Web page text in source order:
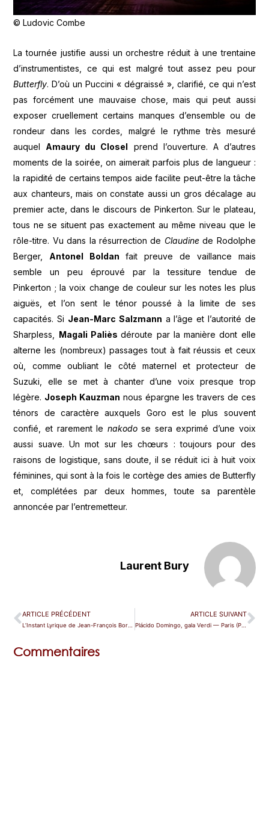
© Ludovic Combe
La tournée justifie aussi un orchestre réduit à une trentaine
d’instrumentistes, ce qui est malgré tout assez peu pour
Butterfly. D’où un Puccini « dégraissé », clarifié, ce qui n’est
pas forcément une mauvaise chose, mais qui peut aussi
exposer cruellement certains manques d’ensemble ou de
rondeur dans les cordes, malgré le rythme très mesuré
auquel Amaury du Closel prend l’ouverture. A d’autres
moments de la soirée, on aimerait parfois plus de langueur :
la rapidité de certains tempos aide facilite peut-être la tâche
aux chanteurs, mais on constate aussi un gros décalage au
premier acte, dans le discours de Pinkerton. Sur le plateau,
tous ne se situent pas exactement au même niveau que le
rôle-titre. Vu dans la résurrection de Claudinede Rodolphe
Berger, Antonel Boldanfait preuve de vaillance mais
semble un peu éprouvé par la tessiture tendue de
Pinkerton ; la voix change de couleur sur les notes les plus
aiguës, et l’on sent le ténor poussé à la limite de ses
capacités. Si Jean-Marc Salzmann a l’âge et l’autorité de
Sharpless, Magali Palièsdéroute par la manière dont elle
alterne les (nombreux) passages tout à fait réussis et ceux
où, comme oubliant le côté maternel et protecteur de
Suzuki, elle se met à chanter d’une voix presque trop
légère. Joseph Kauzman nous épargne les travers de ces
ténors de caractère auxquels Goro est le plus souvent
confié, et rarement le nakodose sera exprimé d’une voix
aussi suave. Un mot sur les chœurs : toujours pour des
raisons de logistique, sans doute, il se réduit ici à huit voix
féminines, qui sont à la fois le cortège des amies de Butterfly
et, complétées par deux hommes, toute sa parentèle
annoncée par l’entremetteur.
Laurent Bury
ARTICLE PRÉCÉDENT ARTICLE SUIVANT
Plácido Domingo, gala Verdi — Paris (Philharmonie)
Commentaires